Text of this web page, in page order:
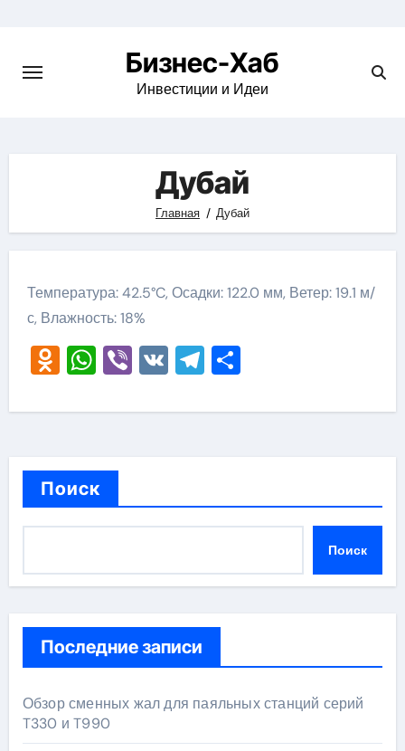
content
Бизнес-Хаб
Инвестиции и Идеи
Дубай
Главная Дубай
Температура: 42.5°C, Осадки: 122.0 мм, Ветер: 19.1 м/
с, Влажность: 18%
Odnoklassniki
WhatsApp
Viber
VKTelegram
Отправить
Поиск
Поиск
Последние записи
Обзор сменных жал для паяльных станций серий
T330 и T990